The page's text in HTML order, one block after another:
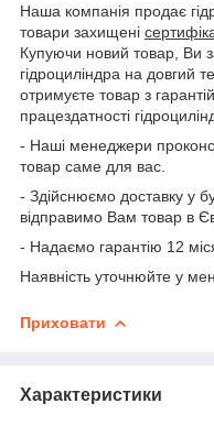
Наша компанія продає
товари захищені
Купуючи новий товар, Ви
гідроциліндра на довгий
отримуєте товар з
працездатності
- Наші менеджери
товар саме для вас.
- Здійснюємо доставку у
відправимо Вам товар в
- Надаємо гарантію 12
Наявність уточнюйте у
Приховати
Характеристики